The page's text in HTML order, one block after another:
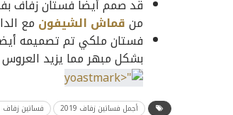
منقماش الشيفون مع
فستان ملكي تم تصميمه
بشكل مبهر مما يزيد العروس
أجمل فساتين زفاف 2019 فساتين زفاف 2021 مصرية،